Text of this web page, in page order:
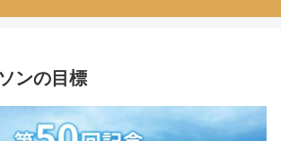
ンの目標